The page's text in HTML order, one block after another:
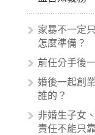
顧失當、醫
生與病患之
例中最後都
的內容其實
家暴不一定
怎麼準備？
前任分手後
婚後一起創
誰的？
非婚生子女
責任不能只